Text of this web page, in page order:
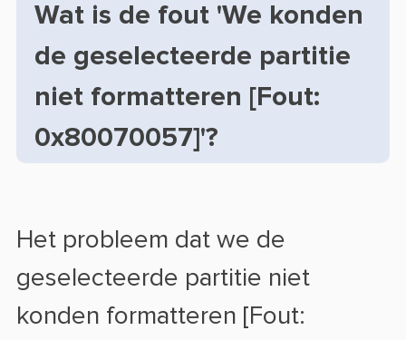
Wat is de fout 'We konden
de geselecteerde partitie
niet formatteren [Fout:
0x80070057]'?
Het probleem dat we de
geselecteerde partitie niet
konden formatteren [Fout: